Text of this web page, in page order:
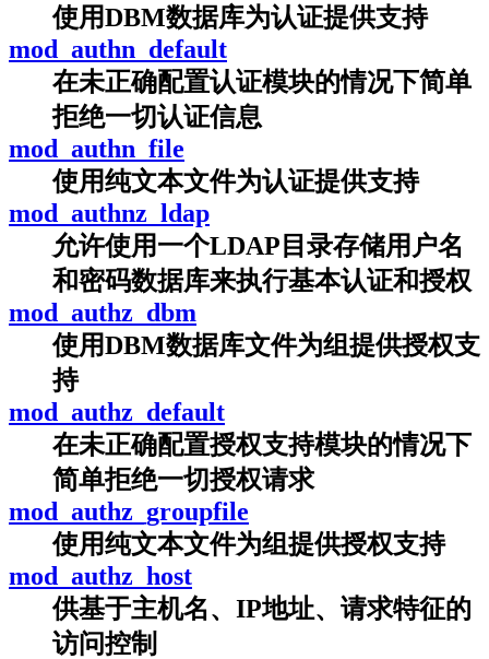
使用DBM数据库为认证提供支持
mod_authn_default
在未正确配置认证模块的情况下简单
拒绝一切认证信息
mod_authn_file
使用纯文本文件为认证提供支持
mod_authnz_ldap
允许使用一个LDAP目录存储用户名
和密码数据库来执行基本认证和授权
mod_authz_dbm
使用DBM数据库文件为组提供授权支
持
mod_authz_default
在未正确配置授权支持模块的情况下
简单拒绝一切授权请求
mod_authz_groupfile
使用纯文本文件为组提供授权支持
mod_authz_host
供基于主机名、IP地址、请求特征的
访问控制